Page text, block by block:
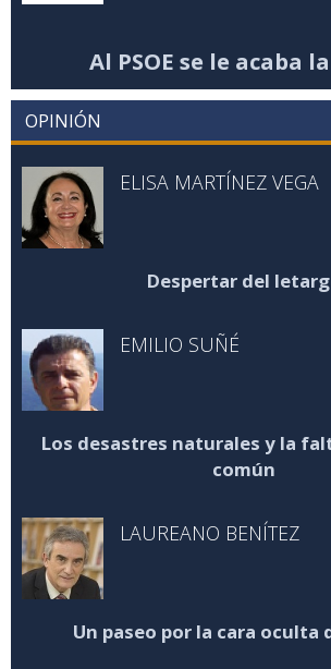
Al PSOE se le acaba
OPINIÓN
ELISA MARTÍNEZ VEGA
Despertar del
EMILIO SUÑÉ
Los desastres naturales y la
común
LAUREANO BENÍTEZ
Un paseo por la cara oculta